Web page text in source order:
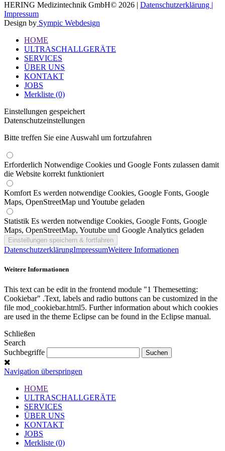
HERING Medizintechnik GmbH© 2026 | Datenschutzerklärung |
Impressum
Design by Sympic Webdesign
HOME
ULTRASCHALLGERÄTE
SERVICES
ÜBER UNS
KONTAKT
JOBS
Merkliste (0)
Einstellungen gespeichert
Datenschutzeinstellungen
Bitte treffen Sie eine Auswahl um fortzufahren
Erforderlich Notwendige Cookies und Google Fonts zulassen damit
die Website korrekt funktioniert
Komfort Es werden notwendige Cookies, Google Fonts, Google
Maps, OpenStreetMap und Youtube geladen
Statistik Es werden notwendige Cookies, Google Fonts, Google
Maps, OpenStreetMap, Youtube und Google Analytics geladen
DatenschutzerklärungImpressumWeitere Informationen
Weitere Informationen
This text can be edit in the frontend module "1 Themesetting:
Cookiebar" .Text, labels and radio buttons can be customized in the
file mod_cookiebar.html5. Further information about which cookies
are used in the theme Eclipse can be found in the Eclipse manual.
Schließen
Search
Suchbegriffe
Navigation überspringen
HOME
ULTRASCHALLGERÄTE
SERVICES
ÜBER UNS
KONTAKT
JOBS
Merkliste (0)